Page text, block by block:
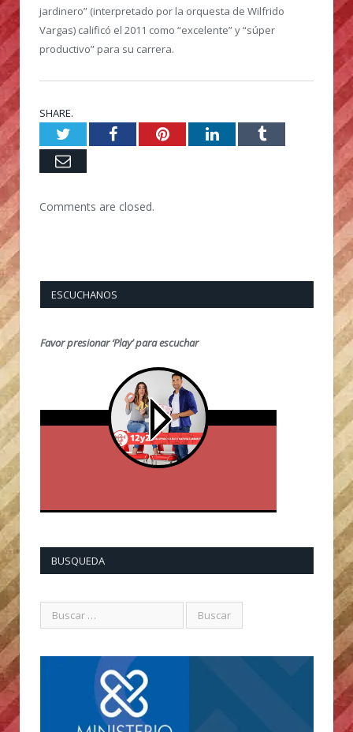
jardinero” (interpretado por la orquesta de Wilfrido
Vargas) calificó el 2011 como “excelente” y “súper
productivo” para su carrera.
SHARE.
TwitterFacebookPinterestLinkedInTumblr
Email
Comments are closed.
ESCUCHANOS
Favor presionar ‘Play’ para escuchar
BUSQUEDA